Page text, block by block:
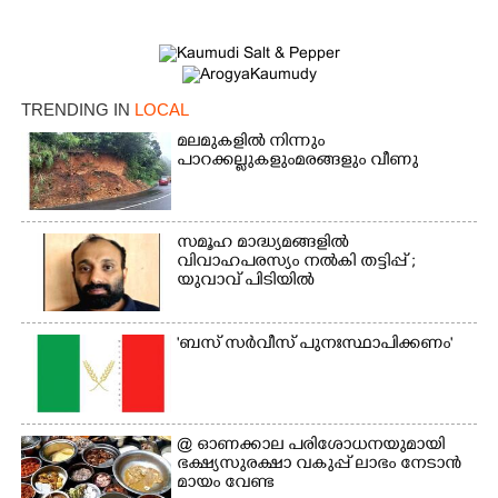
TRENDING IN LOCAL
മലമുകളിൽ നിന്നും
പാറക്കല്ലുകളുംമരങ്ങളും വീണു
സമൂഹ മാദ്ധ്യമങ്ങളിൽ
വിവാഹപരസ്യം നൽകി തട്ടിപ്പ് ;
യുവാവ് പിടിയിൽ
'ബസ് സർവീസ് പുനഃസ്ഥാപിക്കണം'
@​​​​​​​ ഓണക്കാല പരിശോധനയുമായി
ഭക്ഷ്യസുരക്ഷാ വകുപ്പ് ലാഭം നേടാൻ
മായം വേണ്ട